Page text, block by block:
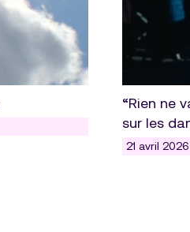
“Rien ne
sur les
21 avril 2026